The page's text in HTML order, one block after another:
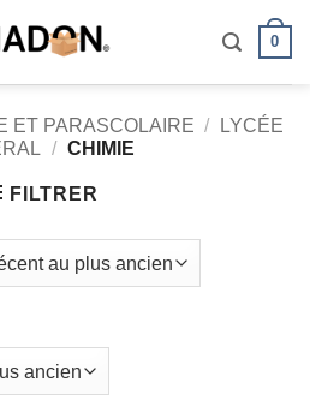
0
ET PARASCOLAIRE /
LYCÉE
/ CHIMIE
FILTRER